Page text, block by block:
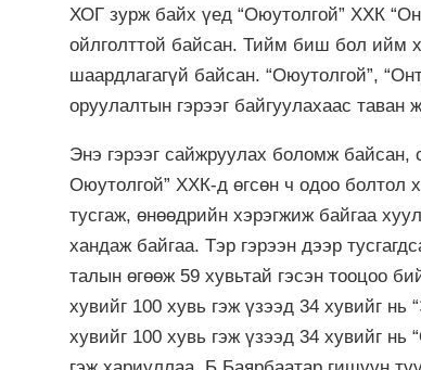
ХОГ зурж байх үед “Оюутолгой” ХХК
ойлголттой байсан. Тийм биш бол ийм
шаардлагагүй байсан. “Оюутолгой”,
оруулалтын гэрээг байгуулахаас таван
Энэ гэрээг сайжруулах боломж
Оюутолгой” ХХК-д өгсөн ч одоо болтол
тусгаж, өнөөдрийн хэрэгжиж байгаа
хандаж байгаа. Тэр гэрээн дээр
талын өгөөж 59 хувьтай гэсэн тооцоо
хувийг 100 хувь гэж үзээд 34 хувийг
хувийг 100 хувь гэж үзээд 34 хувийг